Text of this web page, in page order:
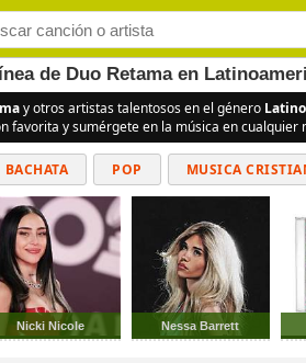
de Duo Retama en
y otros artistas talentosos en el género
favorita y sumérgete en la música en cualquier
BACHATA POP MUSICA
Nicki Nicole Nessa Barrett